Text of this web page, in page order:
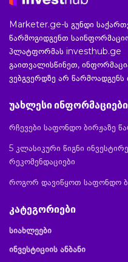
Marketer.ge-ს გუნდი
წარმოგიდგენთ
პლატფორმას investhub.ge
გაითვალისწინეთ,
ვებგვერდზე არ წარმოადგენს
უახლესი ინფორმაციები
რჩევები საფონდო ბირჟაზე
5 კლასიკური წიგნი
რეკომენდაციები
როგორ დავიწყოთ საფონდო
კატეგორიები
სიახლეები
ინვესტიციის ანბანი